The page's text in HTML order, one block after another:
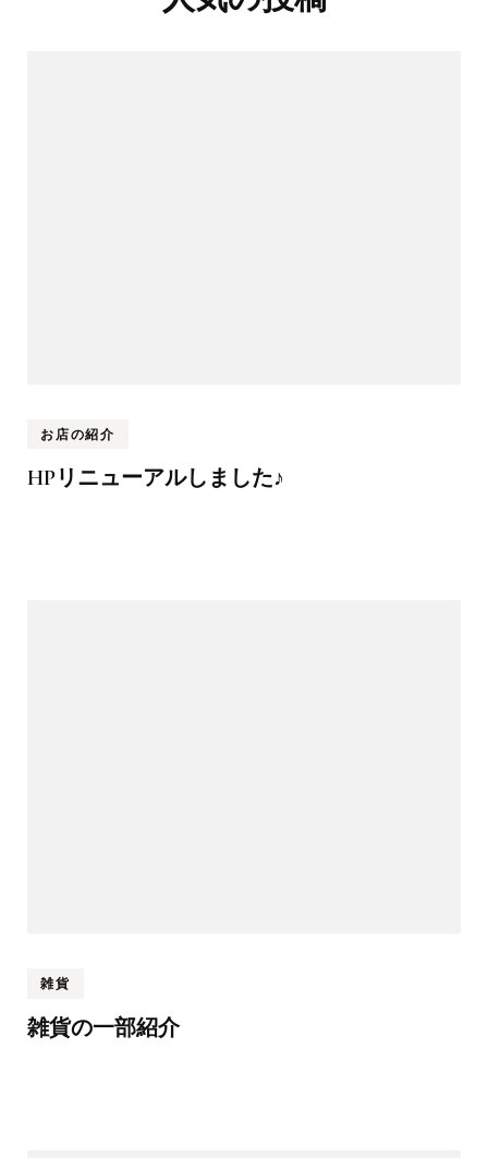
お店の紹介
HPリニューアルしました♪
雑貨
雑貨の一部紹介